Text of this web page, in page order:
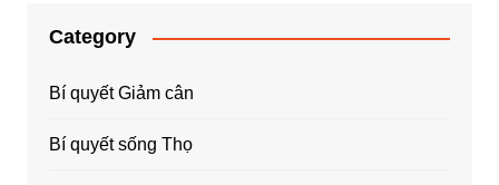
Category
Bí quyết Giảm cân
Bí quyết sống Thọ